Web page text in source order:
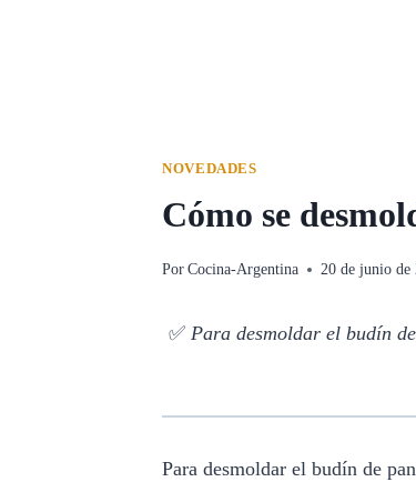
NOVEDADES
Cómo se
PorCocina-Argentina 20 de junio de
✅ Para desmoldar el budín
Para desmoldar el budín de